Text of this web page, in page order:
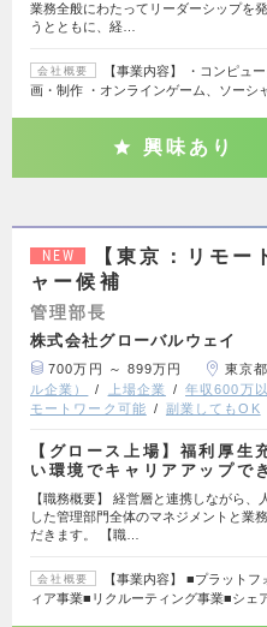
業務全般にわたってリーダーシップを
うとともに、経…
会社概要
【事業内容】 ・コンピュ
画・制作 ・オンラインゲーム、ソー
興味あり
NEW
【東京：リモー
ャー候補
管理部長
株式会社グローバルウェイ
700万円 ～ 899万円 東京都
ル企業）
上場企業 年収600万
モートワーク可能
副業してもOK
【グロース上場】福利厚
い環境でキャリアアップで
【職務概要】 経営層と連携しながら、
した管理部門全体のマネジメントと業
だきます。 【職…
会社概要
【事業内容】 ■プラット
ィア事業■リクルーティング事業■シェ